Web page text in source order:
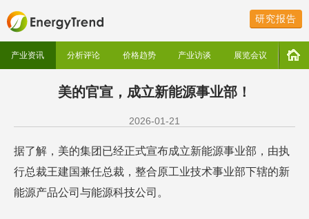
研究报告
产业资讯 分析评论 价格趋势 产业访谈 展览会议
美的官宣，成立新能源事业部！
2026-01-21
据了解，美的集团已经正式宣布成立新能源事业部，由执
行总裁王建国兼任总裁，整合原工业技术事业部下辖的新
能源产品公司与能源科技公司。